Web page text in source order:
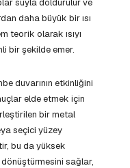
daha büyük bir ısı
teorik olarak ısıyı
bir şekilde emer.
duvarının etkinliğini
elde etmek için
bir metal
seçici yüzey
bu da yüksek
dönüştürmesini sağlar,